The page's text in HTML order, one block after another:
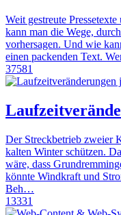
Weit gestreute
kann man die Wege,
vorhersagen. Und wie
einen packenden Text.
37581
Der Streckbetrieb zweier
kalten Winter schützen.
wäre, dass
könnte Windkraft und
Beh…
13331